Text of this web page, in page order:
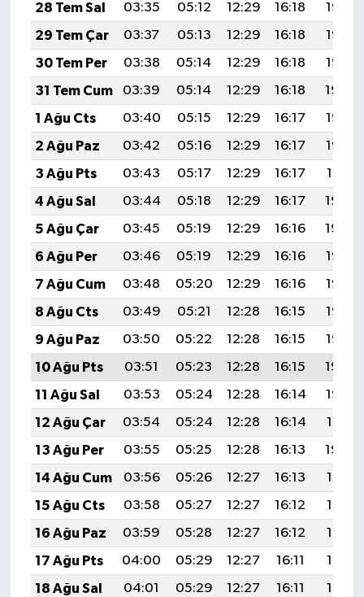
28 Tem Sal
03:35 05:12 12:29 16:18
19:37
29 Tem Çar
03:37 05:13 12:29 16:18
19:36
30 Tem Per
03:38 05:14 12:29 16:18
19:35
31 Tem Cum
03:39 05:14 12:29 16:18
19:34
1 Ağu Cts
03:40 05:15 12:29 16:17
19:33
2 Ağu Paz
03:42 05:16 12:29 16:17
19:32
3 Ağu Pts
03:43 05:17 12:29 16:17
19:31
4 Ağu Sal
03:44 05:18 12:29 16:17
19:30
5 Ağu Çar
03:45 05:19 12:29 16:16
19:29
6 Ağu Per
03:46 05:19 12:29 16:16
19:28
7 Ağu Cum
03:48 05:20 12:29 16:16
19:27
8 Ağu Cts
03:49 05:21 12:28 16:15
19:26
9 Ağu Paz
03:50 05:22 12:28 16:15
19:25
10 Ağu Pts
03:51 05:23 12:28 16:15
19:24
11 Ağu Sal
03:53 05:24 12:28 16:14
19:22
12 Ağu Çar
03:54 05:24 12:28 16:14
19:21
13 Ağu Per
03:55 05:25 12:28 16:13
19:20
14 Ağu Cum
03:56 05:26 12:27 16:13
19:19
15 Ağu Cts
03:58 05:27 12:27 16:12
19:18
16 Ağu Paz
03:59 05:28 12:27 16:12
19:16
17 Ağu Pts
04:00 05:29 12:27 16:11
19:15
18 Ağu Sal
04:01 05:29 12:27 16:11
19:14